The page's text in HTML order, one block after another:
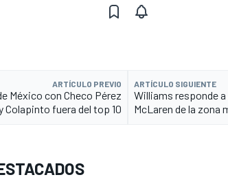
ARTÍCULO PREVIO
México con Checo Pérez
Colapinto fuera del top 10
ARTÍCULO SIGUIENTE
Williams responde
McLaren de la zona